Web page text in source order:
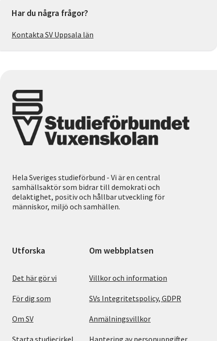
Har du några frågor?
Kontakta SV Uppsala län
Hela Sveriges studieförbund - Vi är en central
samhällsaktör som bidrar till demokrati och
delaktighet, positiv och hållbar utveckling för
människor, miljö och samhällen.
Utforska
Det här gör vi
För dig som
Om SV
Starta studiecirkel
Om webbplatsen
Villkor och information
SVs Integritetspolicy, GDPR
Anmälningsvillkor
Hantering av personuppgifter